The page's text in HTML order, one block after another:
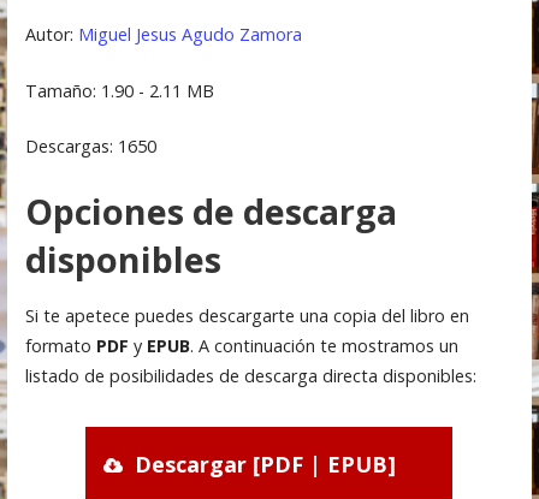
Autor: Miguel Jesus Agudo Zamora
Tamaño: 1.90 - 2.11 MB
Descargas: 1650
Opciones de descarga
disponibles
Si te apetece puedes descargarte una copia del libro en
formato PDF y EPUB. A continuación te mostramos un
listado de posibilidades de descarga directa disponibles:
Descargar [PDF | EPUB]